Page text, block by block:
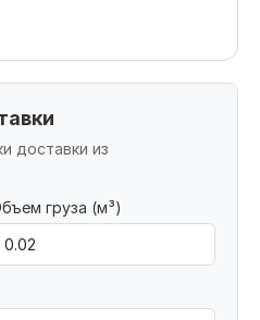
доставки из
груза (м³)